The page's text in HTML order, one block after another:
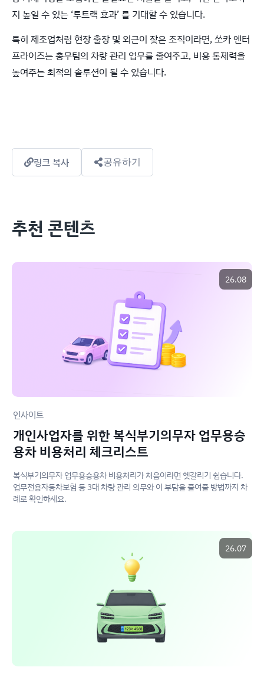
지 높일 수 있는 ‘투트랙 효과’ 를 기대할 수 있습니다.
특히 제조업처럼 현장 출장 및 외근이 잦은 조직이라면, 쏘카 엔터
프라이즈는 총무팀의 차량 관리 업무를 줄여주고, 비용 통제력을
높여주는 최적의 솔루션이 될 수 있습니다.
링크 복사 공유하기
추천 콘텐츠
26.08
인사이트
개인사업자를 위한 복식부기의무자 업무용승
용차 비용처리 체크리스트
복식부기의무자 업무용승용차 비용처리가 처음이라면 헷갈리기 쉽습니다.
업무전용자동차보험 등 3대 차량 관리 의무와 이 부담을 줄여줄 방법까지 차
례로 확인하세요.
26.07